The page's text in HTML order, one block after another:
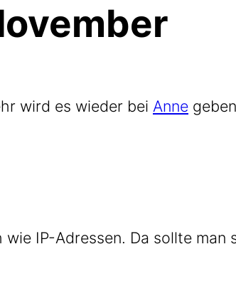
wird es wie­der bei Anne
IP-Adressen. Da soll­te man